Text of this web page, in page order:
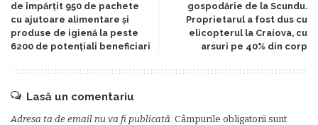
de împărţit 950 de pachete
cu ajutoare alimentare şi
produse de igienă la peste
6200 de potenţiali beneficiari
gospodărie de la Scundu.
Proprietarul a fost dus cu
elicopterul la Craiova, cu
arsuri pe 40% din corp
Lasă un comentariu
Adresa ta de email nu va fi publicată. Câmpurile obligatorii sunt